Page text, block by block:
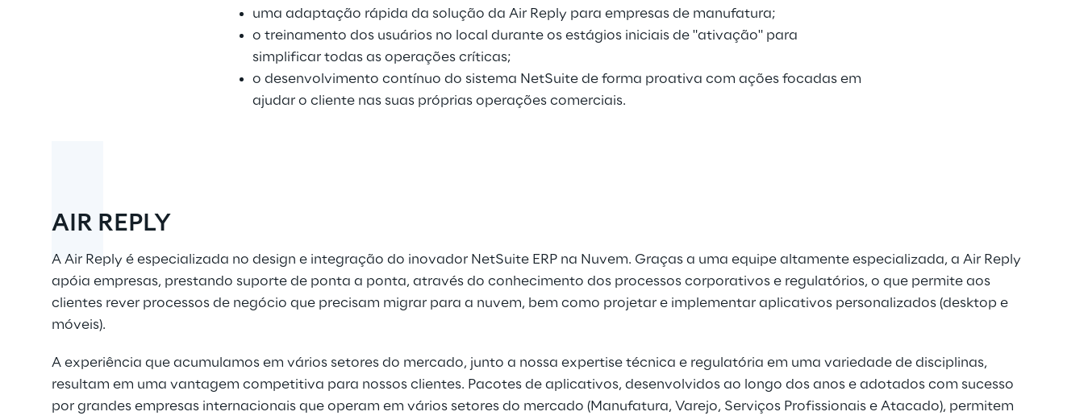
uma adaptação rápida da solução da Air Reply para empresas de manufatura;
o treinamento dos usuários no local durante os estágios iniciais de "ativação" para
simplificar todas as operações críticas;
o desenvolvimento contínuo do sistema NetSuite de forma proativa com ações focadas em
ajudar o cliente nas suas próprias operações comerciais.
AIR REPLY
A Air Reply é especializada no design e integração do inovador NetSuite ERP na Nuvem. Graças a uma equipe altamente especializada, a Air Reply
apóia empresas, prestando suporte de ponta a ponta, através do conhecimento dos processos corporativos e regulatórios, o que permite aos
clientes rever processos de negócio que precisam migrar para a nuvem, bem como projetar e implementar aplicativos personalizados (desktop e
móveis).
A experiência que acumulamos em vários setores do mercado, junto a nossa expertise técnica e regulatória em uma variedade de disciplinas,
resultam em uma vantagem competitiva para nossos clientes. Pacotes de aplicativos, desenvolvidos ao longo dos anos e adotados com sucesso
por grandes empresas internacionais que operam em vários setores do mercado (Manufatura, Varejo, Serviços Profissionais e Atacado), permitem